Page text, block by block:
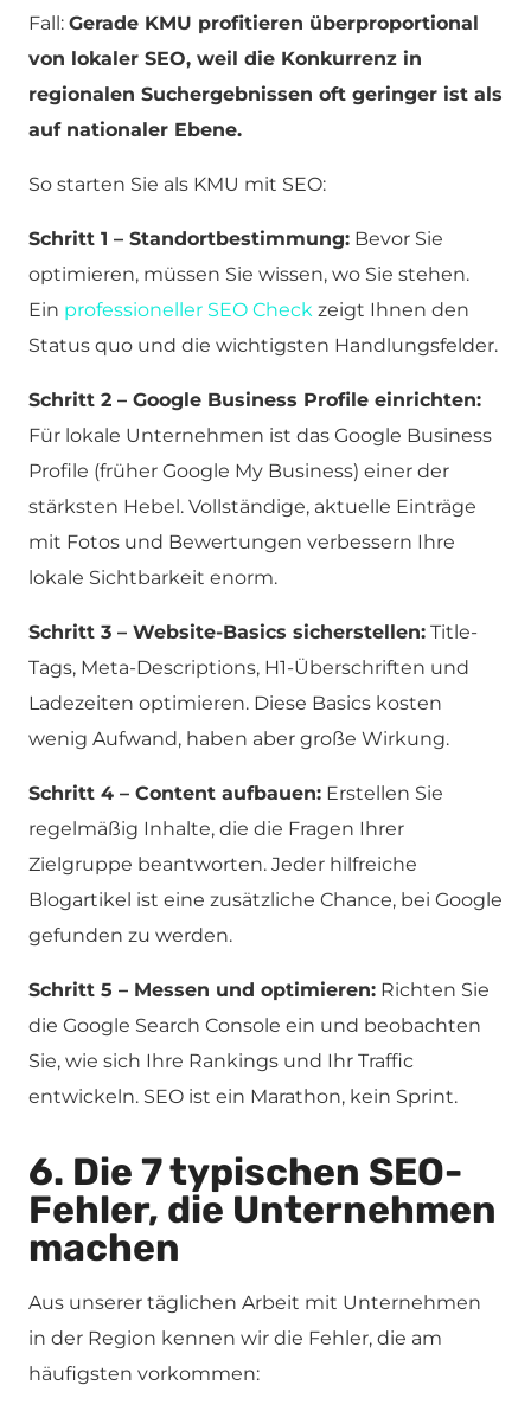
Fall: Gerade KMU profitieren überproportional
von lokaler SEO, weil die Konkurrenz in
regionalen Suchergebnissen oft geringer ist als
auf nationaler Ebene.
So starten Sie als KMU mit SEO:
Schritt 1 – Standortbestimmung: Bevor Sie
optimieren, müssen Sie wissen, wo Sie stehen.
Ein professioneller SEO Check zeigt Ihnen den
Status quo und die wichtigsten Handlungsfelder.
Schritt 2 – Google Business Profile einrichten:
Für lokale Unternehmen ist das Google Business
Profile (früher Google My Business) einer der
stärksten Hebel. Vollständige, aktuelle Einträge
mit Fotos und Bewertungen verbessern Ihre
lokale Sichtbarkeit enorm.
Schritt 3 – Website-Basics sicherstellen: Title-
Tags, Meta-Descriptions, H1-Überschriften und
Ladezeiten optimieren. Diese Basics kosten
wenig Aufwand, haben aber große Wirkung.
Schritt 4 – Content aufbauen: Erstellen Sie
regelmäßig Inhalte, die die Fragen Ihrer
Zielgruppe beantworten. Jeder hilfreiche
Blogartikel ist eine zusätzliche Chance, bei Google
gefunden zu werden.
Schritt 5 – Messen und optimieren: Richten Sie
die Google Search Console ein und beobachten
Sie, wie sich Ihre Rankings und Ihr Traffic
entwickeln. SEO ist ein Marathon, kein Sprint.
6. Die 7 typischen SEO-
Fehler, die Unternehmen
machen
Aus unserer täglichen Arbeit mit Unternehmen
in der Region kennen wir die Fehler, die am
häufigsten vorkommen: